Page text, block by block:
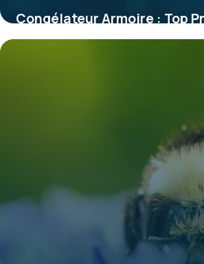
Congélateur Armoire : Top
Comparatif